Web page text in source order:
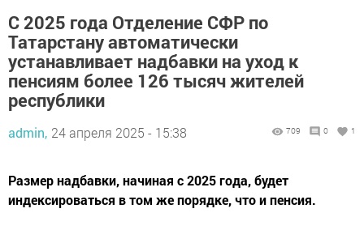
С 2025 года Отделение СФР по
Татарстану автоматически
устанавливает надбавки на уход к
пенсиям более 126 тысяч жителей
республики
admin, 24 апреля 2025 - 15:38 709 0 1
Размер надбавки, начиная с 2025 года, будет
индексироваться в том же порядке, что и пенсия.